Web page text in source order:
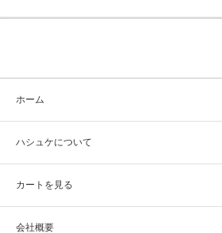
ホーム
ハシュケについて
カートを見る
会社概要